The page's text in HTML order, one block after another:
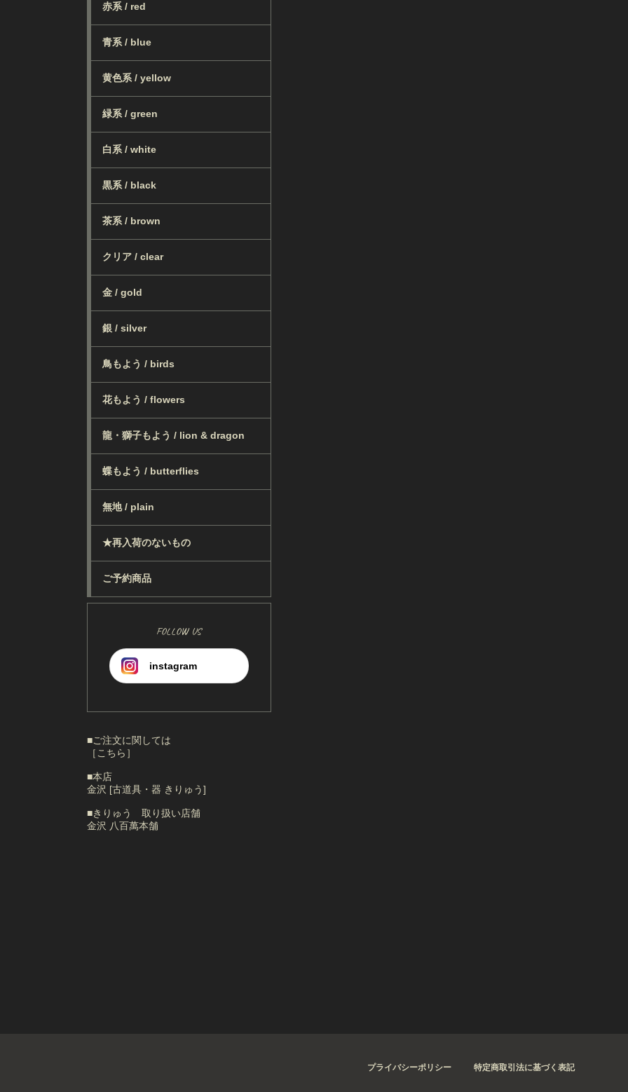
赤系 / red
青系 / blue
黄色系 / yellow
緑系 / green
白系 / white
黒系 / black
茶系 / brown
クリア / clear
金 / gold
銀 / silver
鳥もよう / birds
花もよう / flowers
龍・獅子もよう / lion & dragon
蝶もよう / butterflies
無地 / plain
★再入荷のないもの
ご予約商品
FOLLOW US
instagram
■ご注文に関しては
［こちら］
■本店
金沢 [古道具・器 きりゅう]
■きりゅう 取り扱い店舗
金沢 八百萬本舗
プライバシーポリシー 特定商取引法に基づく表記